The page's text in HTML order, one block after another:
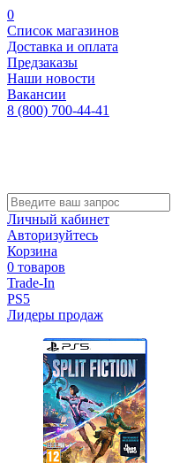
0
Список магазинов
Доставка и оплата
Предзаказы
Наши новости
Вакансии
8 (800) 700-44-41
Личный кабинет
Авторизуйтесь
Корзина
0 товаров
Trade-In
PS5
Лидеры продаж